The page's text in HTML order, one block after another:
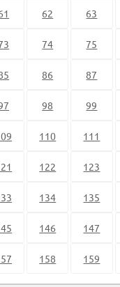
62 63
74 75
86 87
98 99
110 111
122 123
134 135
146 147
158 159